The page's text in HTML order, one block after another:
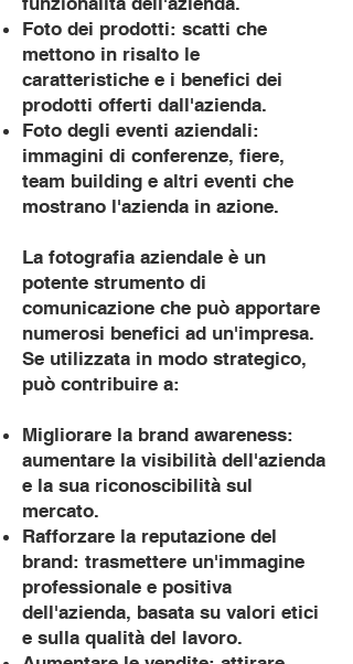
Foto dei prodotti: scatti che
mettono in risalto le
caratteristiche e i benefici dei
prodotti offerti dall'azienda.
Foto degli eventi aziendali:
immagini di conferenze, fiere,
team building e altri eventi che
mostrano l'azienda in azione.
La fotografia aziendale è un
potente strumento di
comunicazione che può apportare
numerosi benefici ad un'impresa.
Se utilizzata in modo strategico,
può contribuire a:
Migliorare la brand awareness:
aumentare la visibilità dell'azienda
e la sua riconoscibilità sul
mercato.
Rafforzare la reputazione del
brand: trasmettere un'immagine
professionale e positiva
dell'azienda, basata su valori etici
e sulla qualità del lavoro.